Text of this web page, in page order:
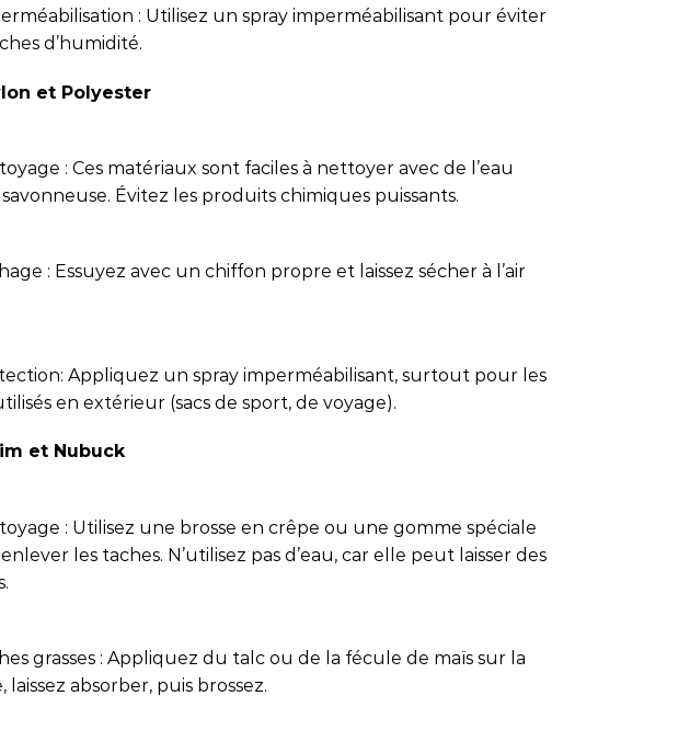
: Utilisez un spray imperméabilisant pour éviter
d’humidité.
et Polyester
: Ces matériaux sont faciles à nettoyer avec de l’eau
Évitez les produits chimiques puissants.
: Essuyez avec un chiffon propre et laissez sécher à l’air
Appliquez un spray imperméabilisant, surtout pour les
en extérieur (sacs de sport, de voyage).
et Nubuck
: Utilisez une brosse en crêpe ou une gomme spéciale
les taches. N’utilisez pas d’eau, car elle peut laisser des
grasses : Appliquez du talc ou de la fécule de maïs sur la
laissez absorber, puis brossez.